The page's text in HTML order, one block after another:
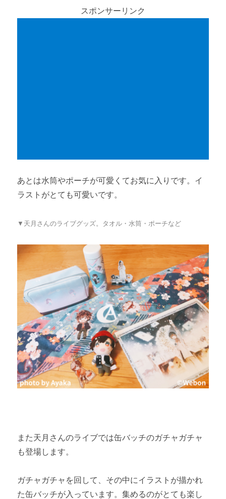
スポンサーリンク
あとは水筒やポーチが可愛くてお気に入りです。イ
ラストがとても可愛いです。
▼天月さんのライブグッズ。タオル・水筒・ポーチなど
また天月さんのライブでは缶バッチのガチャガチャ
も登場します。
ガチャガチャを回して、その中にイラストが描かれ
た缶バッチが入っています。集めるのがとても楽し